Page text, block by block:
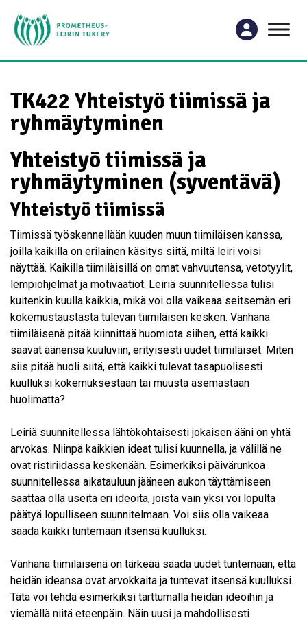
TK422 Yhteistyö tiimissä ja
ryhmäytyminen
Yhteistyö tiimissä ja
ryhmäytyminen (syventävä)
Yhteistyö tiimissä
Tiimissä työskennellään kuuden muun tiimiläisen kanssa,
joilla kaikilla on erilainen käsitys siitä, miltä leiri voisi
näyttää. Kaikilla tiimiläisillä on omat vahvuutensa, vetotyylit,
lempiohjelmat ja motivaatiot. Leiriä suunnitellessa tulisi
kuitenkin kuulla kaikkia, mikä voi olla vaikeaa seitsemän eri
kokemustaustasta tulevan tiimiläisen kesken. Vanhana
tiimiläisenä pitää kiinnittää huomiota siihen, että kaikki
saavat äänensä kuuluviin, erityisesti uudet tiimiläiset. Miten
siis pitää huoli siitä, että kaikki tulevat tasapuolisesti
kuulluksi kokemuksestaan tai muusta asemastaan
huolimatta?
Leiriä suunnitellessa lähtökohtaisesti jokaisen ääni on yhtä
arvokas. Niinpä kaikkien ideat tulisi kuunnella, ja välillä ne
ovat ristiriidassa keskenään. Esimerkiksi päivärunkoa
suunnitellessa aikatauluun jääneen aukon täyttämiseen
saattaa olla useita eri ideoita, joista vain yksi voi lopulta
päätyä lopulliseen suunnitelmaan. Voi siis olla vaikeaa
saada kaikki tuntemaan itsensä kuulluksi.
Vanhana tiimiläisenä on tärkeää saada uudet tuntemaan, että
heidän ideansa ovat arvokkaita ja tuntevat itsensä kuulluksi.
Tätä voi tehdä esimerkiksi tarttumalla heidän ideoihin ja
viemällä niitä eteenpäin. Näin uusi ja mahdollisesti